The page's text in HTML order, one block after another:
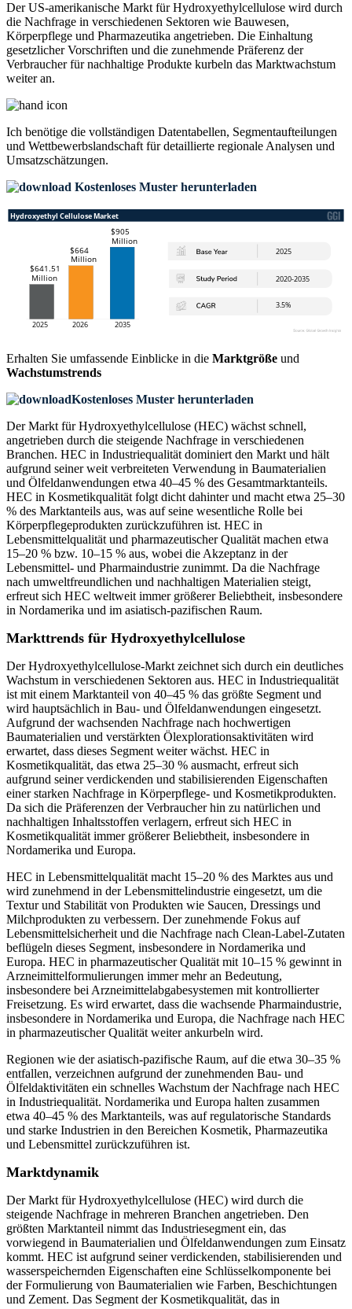
Der US-amerikanische Markt für Hydroxyethylcellulose wird durch
die Nachfrage in verschiedenen Sektoren wie Bauwesen,
Körperpflege und Pharmazeutika angetrieben. Die Einhaltung
gesetzlicher Vorschriften und die zunehmende Präferenz der
Verbraucher für nachhaltige Produkte kurbeln das Marktwachstum
weiter an.
Ich benötige die vollständigen Datentabellen, Segmentaufteilungen
und Wettbewerbslandschaft für detaillierte regionale Analysen und
Umsatzschätzungen.
Kostenloses Muster herunterladen
Erhalten Sie umfassende Einblicke in die Marktgröße und
Wachstumstrends
Kostenloses Muster herunterladen
Der Markt für Hydroxyethylcellulose (HEC) wächst schnell,
angetrieben durch die steigende Nachfrage in verschiedenen
Branchen. HEC in Industriequalität dominiert den Markt und hält
aufgrund seiner weit verbreiteten Verwendung in Baumaterialien
und Ölfeldanwendungen etwa 40–45 % des Gesamtmarktanteils.
HEC in Kosmetikqualität folgt dicht dahinter und macht etwa 25–30
% des Marktanteils aus, was auf seine wesentliche Rolle bei
Körperpflegeprodukten zurückzuführen ist. HEC in
Lebensmittelqualität und pharmazeutischer Qualität machen etwa
15–20 % bzw. 10–15 % aus, wobei die Akzeptanz in der
Lebensmittel- und Pharmaindustrie zunimmt. Da die Nachfrage
nach umweltfreundlichen und nachhaltigen Materialien steigt,
erfreut sich HEC weltweit immer größerer Beliebtheit, insbesondere
in Nordamerika und im asiatisch-pazifischen Raum.
Markttrends für Hydroxyethylcellulose
Der Hydroxyethylcellulose-Markt zeichnet sich durch ein deutliches
Wachstum in verschiedenen Sektoren aus. HEC in Industriequalität
ist mit einem Marktanteil von 40–45 % das größte Segment und
wird hauptsächlich in Bau- und Ölfeldanwendungen eingesetzt.
Aufgrund der wachsenden Nachfrage nach hochwertigen
Baumaterialien und verstärkten Ölexplorationsaktivitäten wird
erwartet, dass dieses Segment weiter wächst. HEC in
Kosmetikqualität, das etwa 25–30 % ausmacht, erfreut sich
aufgrund seiner verdickenden und stabilisierenden Eigenschaften
einer starken Nachfrage in Körperpflege- und Kosmetikprodukten.
Da sich die Präferenzen der Verbraucher hin zu natürlichen und
nachhaltigen Inhaltsstoffen verlagern, erfreut sich HEC in
Kosmetikqualität immer größerer Beliebtheit, insbesondere in
Nordamerika und Europa.
HEC in Lebensmittelqualität macht 15–20 % des Marktes aus und
wird zunehmend in der Lebensmittelindustrie eingesetzt, um die
Textur und Stabilität von Produkten wie Saucen, Dressings und
Milchprodukten zu verbessern. Der zunehmende Fokus auf
Lebensmittelsicherheit und die Nachfrage nach Clean-Label-Zutaten
beflügeln dieses Segment, insbesondere in Nordamerika und
Europa. HEC in pharmazeutischer Qualität mit 10–15 % gewinnt in
Arzneimittelformulierungen immer mehr an Bedeutung,
insbesondere bei Arzneimittelabgabesystemen mit kontrollierter
Freisetzung. Es wird erwartet, dass die wachsende Pharmaindustrie,
insbesondere in Nordamerika und Europa, die Nachfrage nach HEC
in pharmazeutischer Qualität weiter ankurbeln wird.
Regionen wie der asiatisch-pazifische Raum, auf die etwa 30–35 %
entfallen, verzeichnen aufgrund der zunehmenden Bau- und
Ölfeldaktivitäten ein schnelles Wachstum der Nachfrage nach HEC
in Industriequalität. Nordamerika und Europa halten zusammen
etwa 40–45 % des Marktanteils, was auf regulatorische Standards
und starke Industrien in den Bereichen Kosmetik, Pharmazeutika
und Lebensmittel zurückzuführen ist.
Marktdynamik
Der Markt für Hydroxyethylcellulose (HEC) wird durch die
steigende Nachfrage in mehreren Branchen angetrieben. Den
größten Marktanteil nimmt das Industriesegment ein, das
vorwiegend in Baumaterialien und Ölfeldanwendungen zum Einsatz
kommt. HEC ist aufgrund seiner verdickenden, stabilisierenden und
wasserspeichernden Eigenschaften eine Schlüsselkomponente bei
der Formulierung von Baumaterialien wie Farben, Beschichtungen
und Zement. Das Segment der Kosmetikqualität, das in